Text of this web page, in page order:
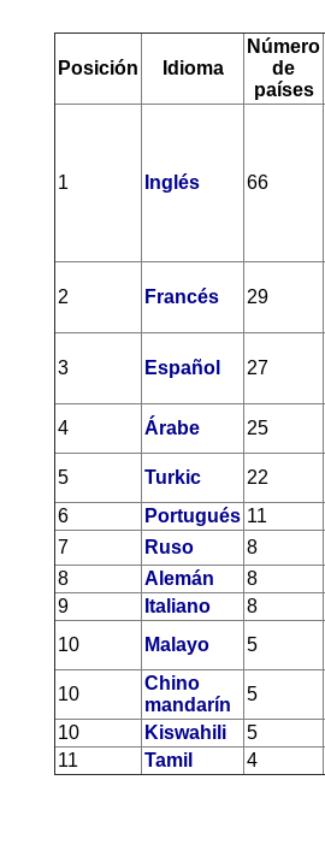
Posición Idioma
Número
de
países
1 Inglés 66
2 Francés 29
3 Español 27
4
Árabe 25
5
Turkic 22
6
Portugués 11
7
Ruso 8
8
Alemán 8
9
Italiano 8
10
Malayo 5
10
Chino
mandarín
5
10
Kiswahili 5
11
Tamil 4